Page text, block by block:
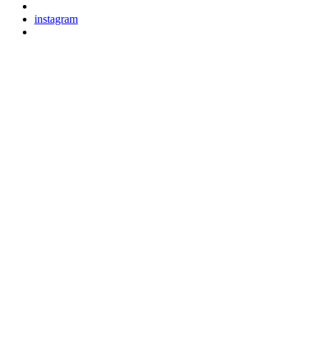
instagram